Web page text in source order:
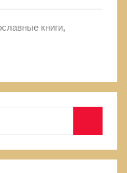
книги,
о